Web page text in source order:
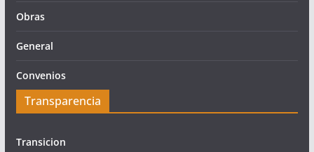
Obras
General
Convenios
Transparencia
Transicion